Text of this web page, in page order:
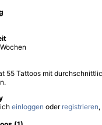
55 Tattoos mit
einloggen oder registrieren